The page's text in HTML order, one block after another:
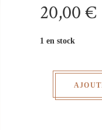
20,00€
1 en stock